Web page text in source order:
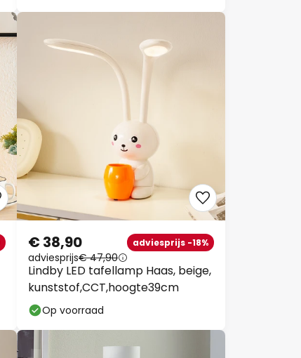
Lindby LED tafellamp Haas, beige,
kunststof,CCT,hoogte39cm
€ 38,90 adviesprijs -18%
adviesprijs€ 47,90
Op voorraad